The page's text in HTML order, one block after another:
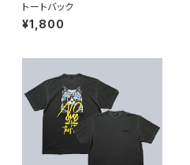
トートバック
¥1,800